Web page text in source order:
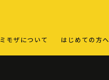
ミモザについて はじめての方へ